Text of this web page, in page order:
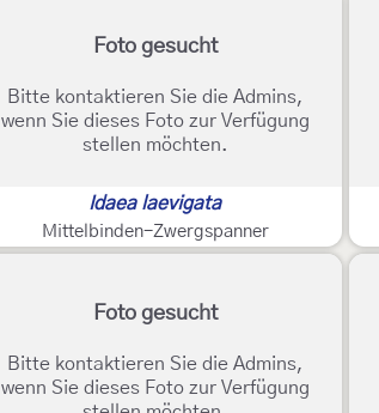
Foto gesucht
Bitte kontaktieren Sie die Admins,
wenn Sie dieses Foto zur Verfügung
stellen möchten.
Idaea laevigata
Mittelbinden-Zwergspanner
Foto gesucht
Bitte kontaktieren Sie die Admins,
wenn Sie dieses Foto zur Verfügung